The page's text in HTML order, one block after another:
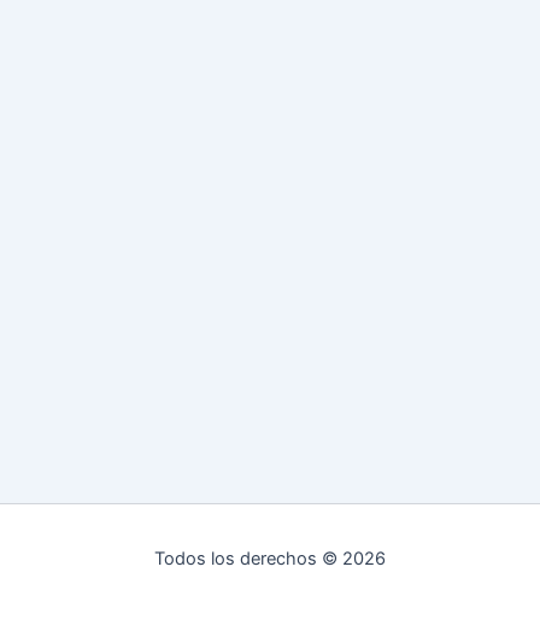
Todos los derechos © 2026